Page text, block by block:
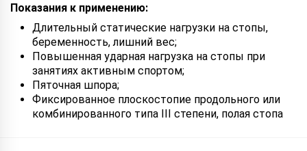
Показания к применению:
Длительный статические нагрузки на стопы,
беременность, лишний вес;
Повышенная ударная нагрузка на стопы при
занятиях активным спортом;
Пяточная шпора;
Фиксированное плоскостопие продольного или
комбинированного типа III степени, полая стопа